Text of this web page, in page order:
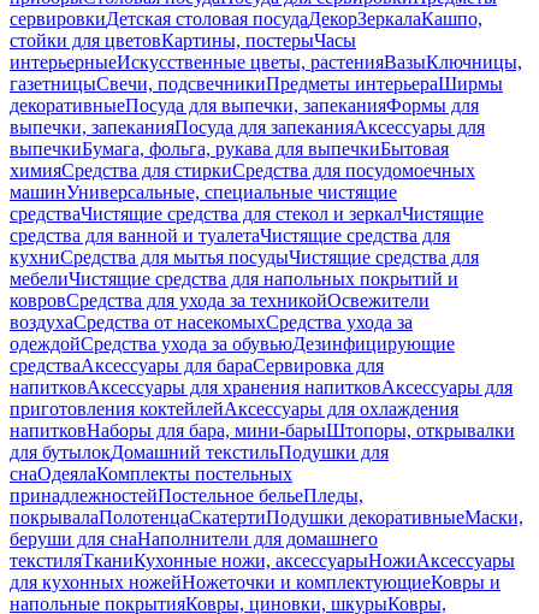
сервировкиДетская столовая посудаДекорЗеркалаКашпо,
стойки для цветовКартины, постерыЧасы
интерьерныеИскусственные цветы, растенияВазыКлючницы,
газетницыСвечи, подсвечникиПредметы интерьераШирмы
декоративныеПосуда для выпечки, запеканияФормы для
выпечки, запеканияПосуда для запеканияАксессуары для
выпечкиБумага, фольга, рукава для выпечкиБытовая
химияСредства для стиркиСредства для посудомоечных
машинУниверсальные, специальные чистящие
средстваЧистящие средства для стекол и зеркалЧистящие
средства для ванной и туалетаЧистящие средства для
кухниСредства для мытья посудыЧистящие средства для
мебелиЧистящие средства для напольных покрытий и
ковровСредства для ухода за техникойОсвежители
воздухаСредства от насекомыхСредства ухода за
одеждойСредства ухода за обувьюДезинфицирующие
средстваАксессуары для бараСервировка для
напитковАксессуары для хранения напитковАксессуары для
приготовления коктейлейАксессуары для охлаждения
напитковНаборы для бара, мини-барыШтопоры, открывалки
для бутылокДомашний текстильПодушки для
снаОдеялаКомплекты постельных
принадлежностейПостельное бельеПледы,
покрывалаПолотенцаСкатертиПодушки декоративныеМаски,
беруши для снаНаполнители для домашнего
текстиляТканиКухонные ножи, аксессуарыНожиАксессуары
для кухонных ножейНожеточки и комплектующиеКовры и
напольные покрытияКовры, циновки, шкурыКовры,